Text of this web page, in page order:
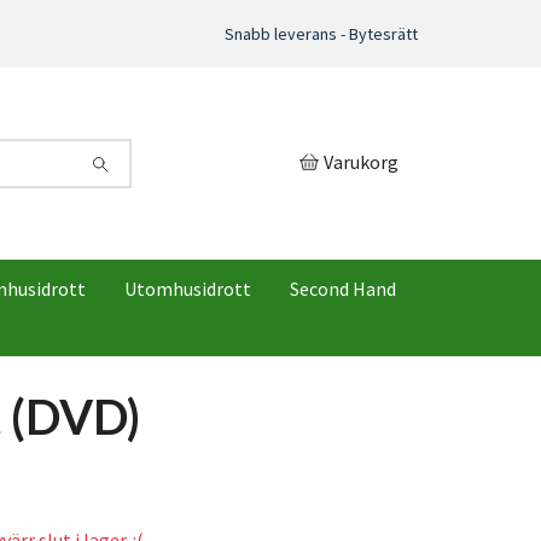
Snabb leverans - Bytesrätt
Varukorg
Utomhusidrott Second Hand